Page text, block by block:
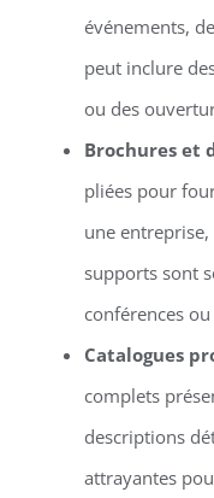
événements,
peut inclure
ou des
Brochures et
pliées pour
une entreprise,
supports sont
conférences
Catalogues
complets
descriptions
attrayantes